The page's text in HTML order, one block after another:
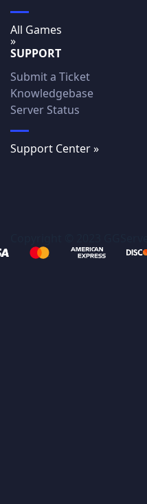
All Games
»
SUPPORT
Submit a Ticket
Knowledgebase
Server Status
Support Center »